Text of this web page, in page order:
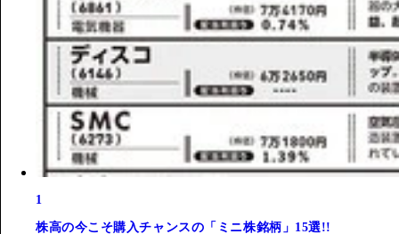
1
株高の今こそ購入チャンスの「ミニ株銘柄」15選!!